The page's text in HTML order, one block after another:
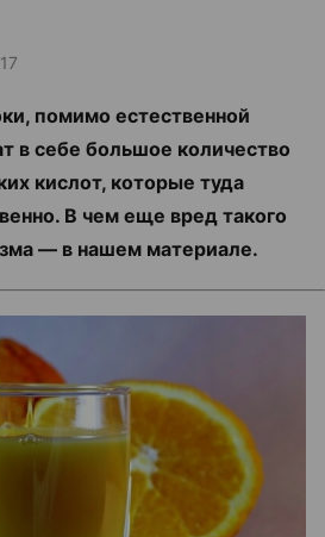
помимо естественной
в себе большое количество
кислот, которые туда
В чем еще вред такого
— в нашем материале.